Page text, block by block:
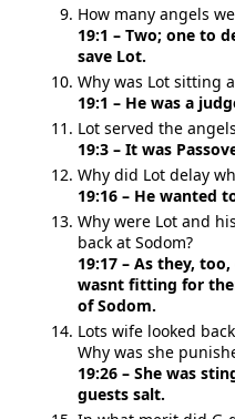
How many angels
19:1 – Two; one to
save Lot.
Why was Lot sitting
19:1 – He was a
Lot served the angels
19:3 – It was
Why did Lot delay
19:16 – He wanted
Why were Lot and
back at Sodom?
19:17 – As they,
wasnt fitting for
of Sodom.
Lots wife looked
Why was she
19:26 – She was
guests salt.